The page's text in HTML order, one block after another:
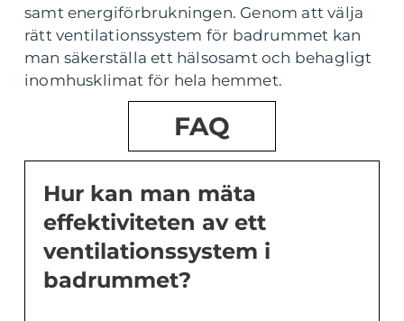
samt energiförbrukningen. Genom att välja
rätt ventilationssystem för badrummet kan
man säkerställa ett hälsosamt och behagligt
inomhusklimat för hela hemmet.
FAQ
Hur kan man mäta
effektiviteten av ett
ventilationssystem i
badrummet?